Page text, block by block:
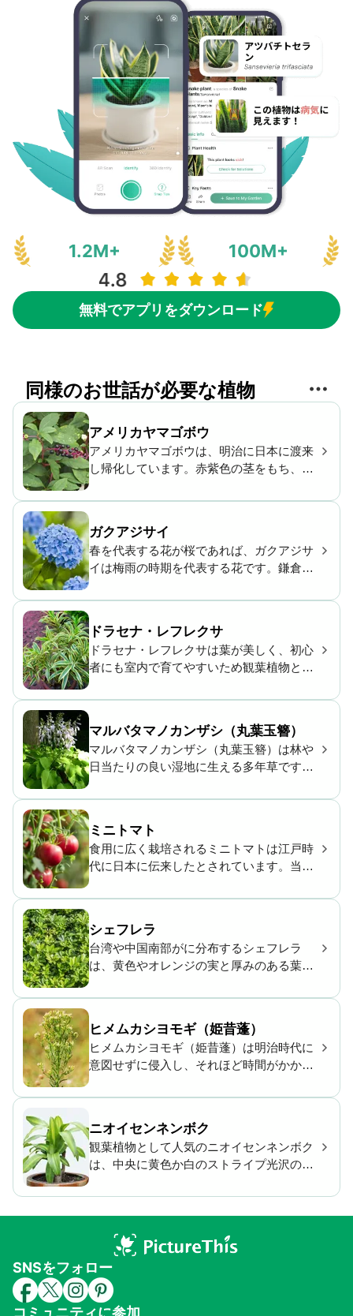
1.2M+ 100M+
無料でアプリをダウンロード
同様のお世話が必要な植物
アメリカヤマゴボウ
アメリカヤマゴボウは、明治に日本に渡来
し帰化しています。赤紫色の茎をもち、晩
に雑草とされますが、濃い紫色の実は鳥を
培されることがありますが、全体にわたっ
て毒があるため取り扱いには注意が必要で
す。
ガクアジサイ
春を代表する花が桜であれば、ガクアジサ
イは梅雨の時期を代表する花です。鎌倉の
「万葉集」や「本草和名」などの古い書物
信が残る日本人と関わりの深い植物です。
ドラセナ・レフレクサ
ドラセナ・レフレクサは葉が美しく、初心
者にも室内で育てやすいため観葉植物とし
な剪定も不要です。クネクネと曲がる幹が
マルバタマノカンザシ（丸葉玉簪）
マルバタマノカンザシ（丸葉玉簪）は林や
日当たりの良い湿地に生える多年草です。
し、非常に強い香りを放ちます。ナメクジ
ミニトマト
食用に広く栽培されるミニトマトは江戸時
代に日本に伝来したとされています。当初
には食用として利用されるようになりまし
家庭菜園にも欠かせない植物です。
シェフレラ
台湾や中国南部がに分布するシェフレラ
は、黄色やオレンジの実と厚みのある葉が
されますが、自生に適した地域では生垣と
ヒメムカシヨモギ（姫昔蓬）
ヒメムカシヨモギ（姫昔蓬）は明治時代に
意図せずに侵入し、それほど時間がかから
ギク」あるいは「アレチノギク」などの雑
舌状花の姿が本種とは異なるため、判別が
可能です。
ニオイセンネンボク
観葉植物として人気のニオイセンネンボク
は、中央に黄色か白のストライプ光沢のあ
品種も多様でメンテナンスも簡単なことか
ら、初心者にもおすすめの植物です。
SNSをフォロー
コミュニティに参加